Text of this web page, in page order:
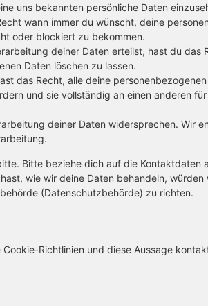
uns bekannten persönliche Daten
wann immer du wünscht, deine
oder blockiert zu bekommen.
deiner Daten erteilst, hast du das
Daten löschen zu lassen.
das Recht, alle deine
und sie vollständig an einen anderen
deiner Daten widersprechen. Wir
Bitte beziehe dich auf die Kontaktdaten
wie wir deine Daten behandeln,
(Datenschutzbehörde) zu richten.
Richtlinien und diese Aussage